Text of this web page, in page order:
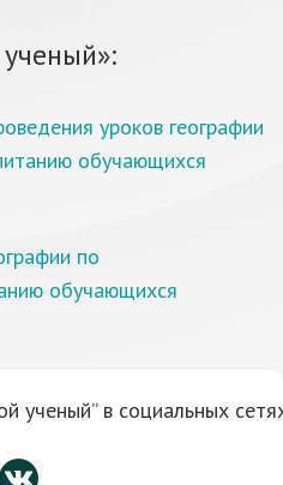
уроков географии
обучающихся
по
обучающихся
ученый” в социальных